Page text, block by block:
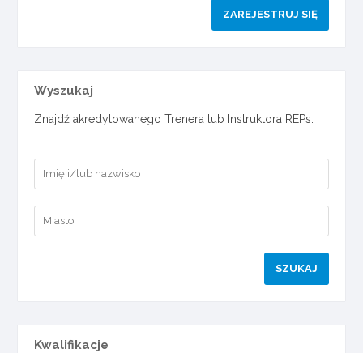
ZAREJESTRUJ SIĘ
Wyszukaj
Znajdź akredytowanego Trenera lub Instruktora REPs.
Kwalifikacje